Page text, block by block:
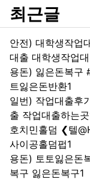
최근글
안전) 대학생작업
대출 대학생작업
용돈) 잃은돈복구
트잃은돈반환1
일번) 작업대출
출 작업대출하는곳
호치민홀덤 ❮텔
사이공홀덤펍1
용돈) 토토잃은돈
복구 잃은돈복구1